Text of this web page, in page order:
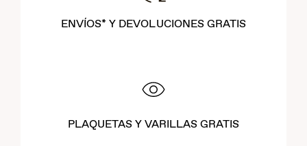
ENVÍOS* Y DEVOLUCIONES GRATIS
PLAQUETAS Y VARILLAS GRATIS